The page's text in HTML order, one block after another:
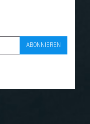
ABONNIEREN